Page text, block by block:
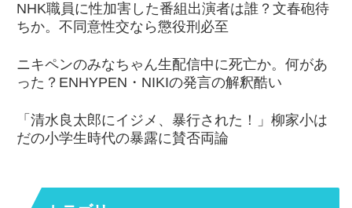
NHK職員に性加害した番組出演者は誰？文春砲待
ちか。不同意性交なら懲役刑必至
ニキペンのみなちゃん生配信中に死亡か。何があ
った？ENHYPEN・NIKIの発言の解釈酷い
「清水良太郎にイジメ、暴行された！」柳家小は
だの小学生時代の暴露に賛否両論